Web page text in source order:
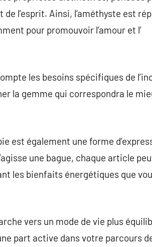
l’esprit. Ainsi, l’améthyste est
pour promouvoir l’amour et l’
les besoins spécifiques de
la gemme qui correspondra le
est également une forme
une bague, chaque article
les bienfaits énergétiques que
vers un mode de vie plus
part active dans votre parcours